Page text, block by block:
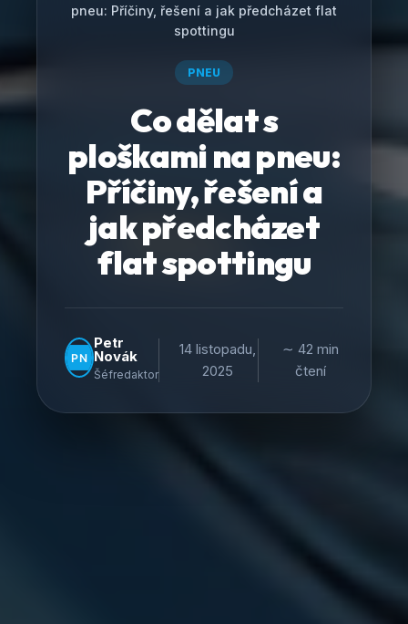
pneu: Příčiny, řešení a jak předcházet flat
spottingu
PNEU
Co dělat s
ploškami na pneu:
Příčiny, řešení a
jak předcházet
flat spottingu
Petr
Novák
Šéfredaktor
14 listopadu,
2025
∼ 42 min
čtení